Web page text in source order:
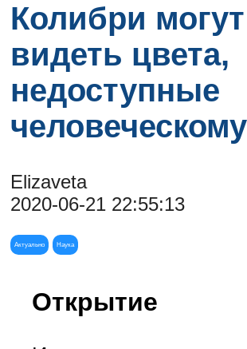
Колибри могут
видеть цвета,
недоступные
Elizaveta
2020-06-21 22:55:13
Актуально Наука
Открытие